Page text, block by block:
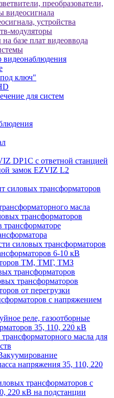
преобразователи,
видеосигнала
устройства
модуляторы
базе плат видеоввода
ключ"
для систем
DP1C с ответной станцией
замок EZVIZ L2
силовых трансформаторов
масла
трансформаторов
трансформаторе
силовых трансформаторов
6-10 кВ
ТМ, ТМГ, ТМЗ
трансформаторов
трансформаторов
от перегрузки
с напряжением
реле, газоотборные
35, 110, 220 кВ
масла для
напряжения 35, 110, 220
трансформаторов с
220 кВ на подстанции